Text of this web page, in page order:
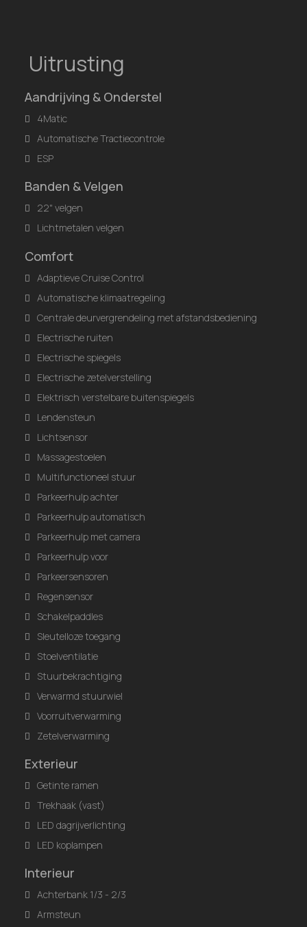
Uitrusting
Aandrijving & Onderstel
4Matic
Automatische Tractiecontrole
ESP
Banden & Velgen
22" velgen
Lichtmetalen velgen
Comfort
Adaptieve Cruise Control
Automatische klimaatregeling
Centrale deurvergrendeling met afstandsbediening
Electrische ruiten
Electrische spiegels
Electrische zetelverstelling
Elektrisch verstelbare buitenspiegels
Lendensteun
Lichtsensor
Massagestoelen
Multifunctioneel stuur
Parkeerhulp achter
Parkeerhulp automatisch
Parkeerhulp met camera
Parkeerhulp voor
Parkeersensoren
Regensensor
Schakelpaddles
Sleutelloze toegang
Stoelventilatie
Stuurbekrachtiging
Verwarmd stuurwiel
Voorruitverwarming
Zetelverwarming
Exterieur
Getinte ramen
Trekhaak (vast)
LED dagrijverlichting
LED koplampen
Interieur
Achterbank 1/3 - 2/3
Armsteun